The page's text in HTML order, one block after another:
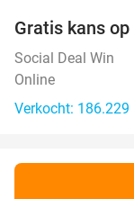
Gratis kans
Social Deal Win
Online
Verkocht: 186.229